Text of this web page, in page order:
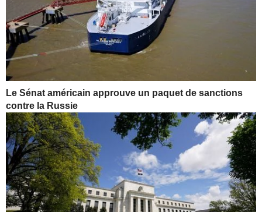
Le Sénat américain approuve un paquet de sanctions
contre la Russie